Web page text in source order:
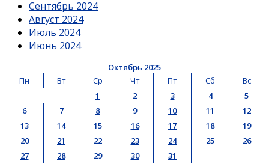
Сентябрь 2024
Август 2024
Июль 2024
Июнь 2024
Октябрь 2025
Пн
Вт Ср Чт Пт Сб
Вс
1
2 3 4
5
6
7 8 9 10 11
12
13
14 15 16 17 18
19
20
21 22 23 24 25
26
27
28 29 30
31